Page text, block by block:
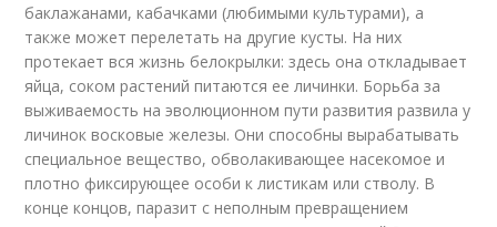
баклажанами, кабачками (любимыми культурами), а
также может перелетать на другие кусты. На них
протекает вся жизнь белокрылки: здесь она откладывает
яйца, соком растений питаются ее личинки. Борьба за
выживаемость на эволюционном пути развития развила у
личинок восковые железы. Они способны вырабатывать
специальное вещество, обволакивающее насекомое и
плотно фиксирующее особи к листикам или стволу. В
конце концов, паразит с неполным превращением